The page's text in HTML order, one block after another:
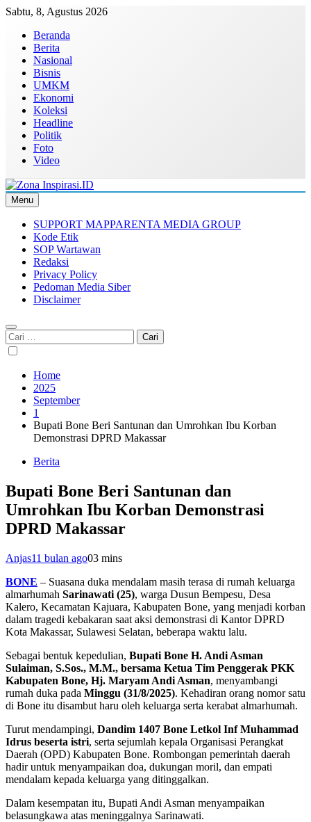
Skip
content
Sabtu, 8, Agustus 2026
Beranda
Berita
Nasional
Bisnis
UMKM
Ekonomi
Koleksi
Headline
Politik
Foto
Video
Zona Inspirasi.ID
Bersama Membangun Semangat Baru
Menu
SUPPORT MAPPARENTA MEDIA GROUP
Kode Etik
SOP Wartawan
Redaksi
Privacy Policy
Pedoman Media Siber
Disclaimer
Cari
untuk:
Home
2025
September
1
Bupati Bone Beri Santunan dan Umrohkan Ibu Korban
Demonstrasi DPRD Makassar
Berita
Bupati Bone Beri Santunan dan
Umrohkan Ibu Korban Demonstrasi
DPRD Makassar
Anjas11 bulan ago03 mins
BONE – Suasana duka mendalam masih terasa di rumah keluarga
almarhumah Sarinawati (25), warga Dusun Bempesu, Desa
Kalero, Kecamatan Kajuara, Kabupaten Bone, yang menjadi korban
dalam tragedi kebakaran saat aksi demonstrasi di Kantor DPRD
Kota Makassar, Sulawesi Selatan, beberapa waktu lalu.
Sebagai bentuk kepedulian, Bupati Bone H. Andi Asman
Sulaiman, S.Sos., M.M., bersama Ketua Tim Penggerak PKK
Kabupaten Bone, Hj. Maryam Andi Asman, menyambangi
rumah duka pada Minggu (31/8/2025). Kehadiran orang nomor satu
di Bone itu disambut haru oleh keluarga serta kerabat almarhumah.
Turut mendampingi, Dandim 1407 Bone Letkol Inf Muhammad
Idrus beserta istri, serta sejumlah kepala Organisasi Perangkat
Daerah (OPD) Kabupaten Bone. Rombongan pemerintah daerah
hadir untuk menyampaikan doa, dukungan moril, dan empati
mendalam kepada keluarga yang ditinggalkan.
Dalam kesempatan itu, Bupati Andi Asman menyampaikan
belasungkawa atas meninggalnya Sarinawati.